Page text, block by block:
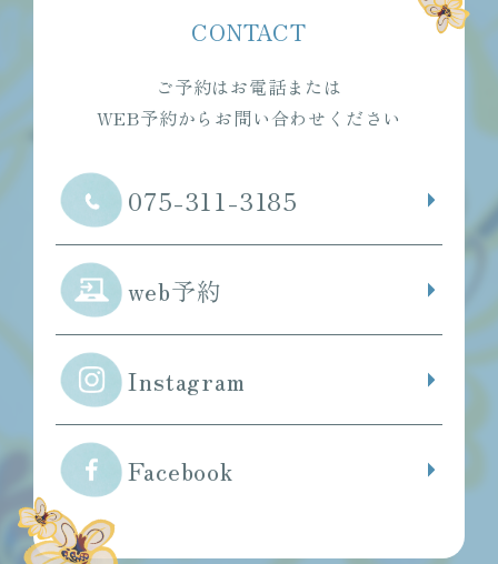
CONTACT
ご予約はお電話または
WEB予約からお問い合わせください
075-311-3185
web予約
Instagram
Facebook